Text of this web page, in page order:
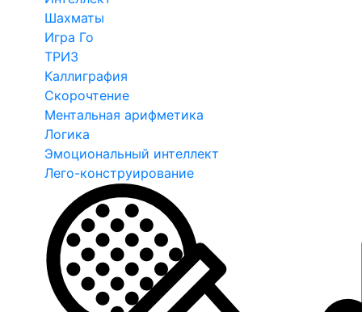
Шахматы
Игра Го
ТРИЗ
Каллиграфия
Скорочтение
Ментальная арифметика
Логика
Эмоциональный интеллект
Лего-конструирование